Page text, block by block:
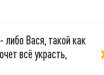
либо Вася, такой как
всё украсть,